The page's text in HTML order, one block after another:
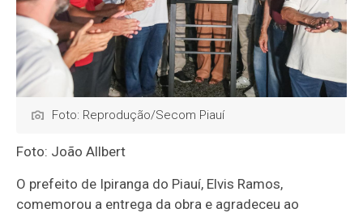
Foto: Reprodução/Secom Piauí
Foto: João Allbert
O prefeito de Ipiranga do Piauí, Elvis Ramos,
comemorou a entrega da obra e agradeceu ao